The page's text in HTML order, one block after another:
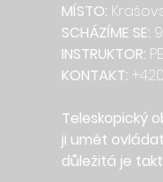
MÍSTO:
SCHÁZÍME SE:
INSTRUKTOR:
KONTAKT:
Teleskopický
ji umět
důležitá je